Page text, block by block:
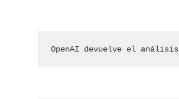
OpenAI devuelve el análisis